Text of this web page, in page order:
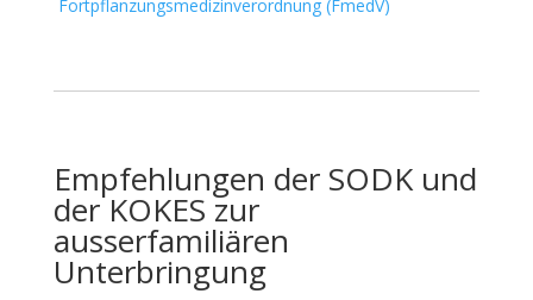
Fortpflanzungsmedizinverordnung (FmedV)
Empfehlungen der SODK und
der KOKES zur
ausserfamiliären
Unterbringung